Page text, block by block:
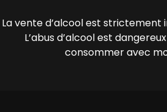
La vente d’alcool est strictement
L’abus d’alcool est
consommer avec